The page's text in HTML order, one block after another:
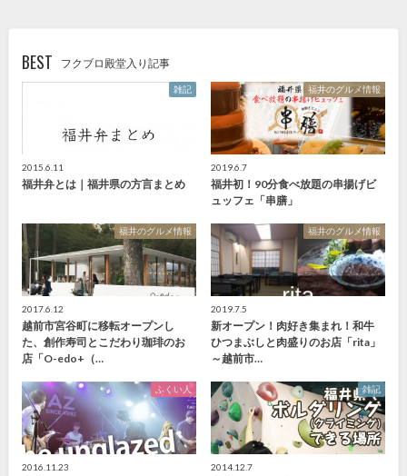
BEST フクブロ殿堂入り記事
雑記
2015.6.11
福井弁とは｜福井県の方言まとめ
福井のグルメ情報
2019.6.7
福井初！90分食べ放題の串揚げビ
ュッフェ「串膳」
福井のグルメ情報
2017.6.12
越前市宮谷町に移転オープンし
た、創作寿司とこだわり珈琲のお
店「O-edo+（…
福井のグルメ情報
2019.7.5
新オープン！肉好き集まれ！和牛
ひつまぶしと肉盛りのお店「rita」
～越前市…
ふくい人
2016.11.23
雑記
2014.12.7